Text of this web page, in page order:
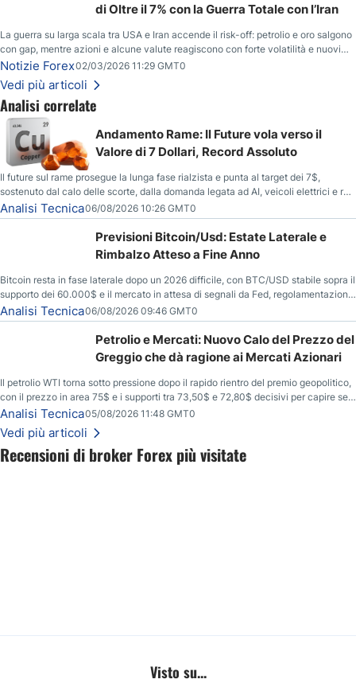
Recensioni di broker Forex più visitate
di Oltre il 7% con la Guerra Totale con l’Iran
La guerra su larga scala tra USA e Iran accende il risk-off: petrolio e oro salgono
con gap, mentre azioni e alcune valute reagiscono con forte volatilità e nuovi
livelli da monitorare.
Notizie Forex02/03/2026 11:29 GMT0
Vedi più articoli
Analisi correlate
Andamento Rame: Il Future vola verso il
Valore di 7 Dollari, Record Assoluto
Il future sul rame prosegue la lunga fase rialzista e punta al target dei 7$,
sostenuto dal calo delle scorte, dalla domanda legata ad AI, veicoli elettrici e reti
energetiche, e dai timori di deficit produttivo dal 2028.
Analisi Tecnica06/08/2026 10:26 GMT0
Previsioni Bitcoin/Usd: Estate Laterale e
Rimbalzo Atteso a Fine Anno
Bitcoin resta in fase laterale dopo un 2026 difficile, con BTC/USD stabile sopra il
supporto dei 60.000$ e il mercato in attesa di segnali da Fed, regolamentazione
USA ed elezioni di medio termine.
Analisi Tecnica06/08/2026 09:46 GMT0
Petrolio e Mercati: Nuovo Calo del Prezzo del
Greggio che dà ragione ai Mercati Azionari
Il petrolio WTI torna sotto pressione dopo il rapido rientro del premio geopolitico,
con il prezzo in area 75$ e i supporti tra 73,50$ e 72,80$ decisivi per capire se il
ribasso potrà estendersi verso quota 70$.
Analisi Tecnica05/08/2026 11:48 GMT0
Vedi più articoli
Visto su...